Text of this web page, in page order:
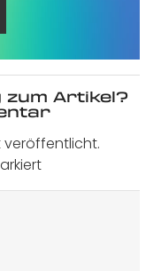
zum Artikel?
veröffentlicht.